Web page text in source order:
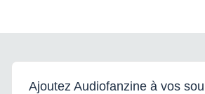
Ajoutez Audiofanzine à vos